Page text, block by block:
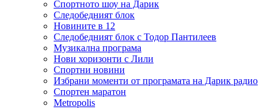
Спортното шоу на Дарик
Следобедният блок
Новините в 12
Следобедният блок с Тодор Пантилеев
Музикална програма
Нови хоризонти с Лили
Спортни новини
Избрани моменти от програмата на Дарик радио
Спортен маратон
Metropolis